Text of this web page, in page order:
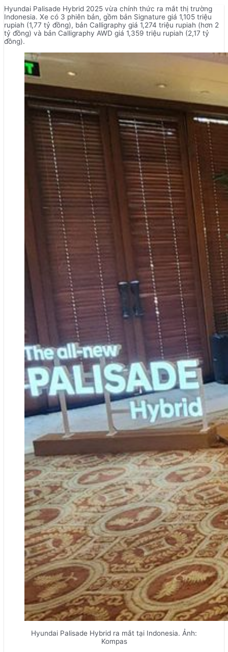
Hyundai Palisade Hybrid 2025 vừa chính thức ra mắt thị trường
Indonesia. Xe có 3 phiên bản, gồm bản Signature giá 1,105 triệu
rupiah (1,77 tỷ đồng), bản Calligraphy giá 1,274 triệu rupiah (hơn 2
tỷ đồng) và bản Calligraphy AWD giá 1,359 triệu rupiah (2,17 tỷ
đồng).
Hyundai Palisade Hybrid ra mắt tại Indonesia. Ảnh:
Kompas